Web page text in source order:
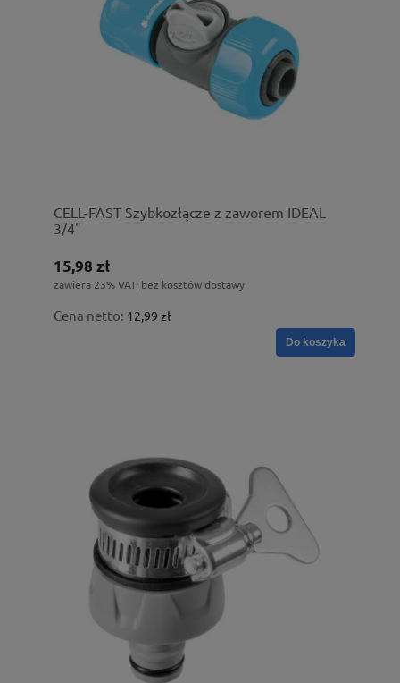
CELL-FAST Szybkozłącze z zaworem IDEAL
3/4"
15,98 zł
zawiera 23% VAT, bez kosztów dostawy
Cena netto: 12,99 zł
Do koszyka